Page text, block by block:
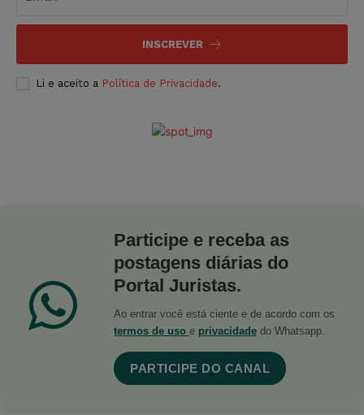
INSCREVER
Li e aceito a Política de Privacidade.
Participe e receba as
postagens diárias do
Portal Juristas.
Ao entrar você está ciente e de acordo com os
termos de uso e privacidade do Whatsapp.
PARTICIPE DO CANAL